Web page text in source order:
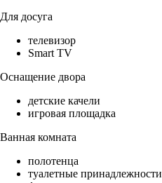
Для досуга
телевизор
Smart TV
Оснащение двора
детские качели
игровая площадка
Ванная комната
полотенца
туалетные принадлежности